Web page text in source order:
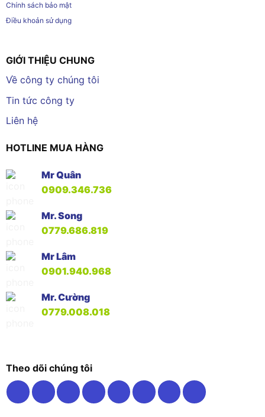
Chính sách bảo mật
Điều khoản sử dụng
GIỚI THIỆU CHUNG
Về công ty chúng tôi
Tin tức công ty
Liên hệ
HOTLINE MUA HÀNG
Mr Quân
0909.346.736
Mr. Song
0779.686.819
Mr Lâm
0901.940.968
Mr. Cường
0779.008.018
Theo dõi chúng tôi